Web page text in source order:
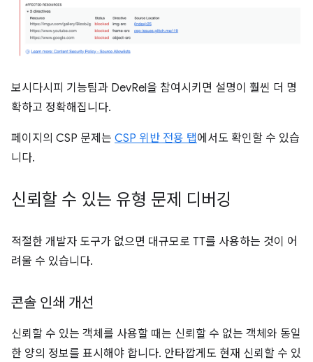
보시다시피 기능팀과 DevRel을 참여시키면 설명이 훨씬 더 명
확하고 정확해집니다.
페이지의 CSP 문제는 CSP 위반 전용 탭에서도 확인할 수 있습
니다.
신뢰할 수 있는 유형 문제 디버깅
적절한 개발자 도구가 없으면 대규모로 TT를 사용하는 것이 어
려울 수 있습니다.
콘솔 인쇄 개선
신뢰할 수 있는 객체를 사용할 때는 신뢰할 수 없는 객체와 동일
한 양의 정보를 표시해야 합니다. 안타깝게도 현재 신뢰할 수 있